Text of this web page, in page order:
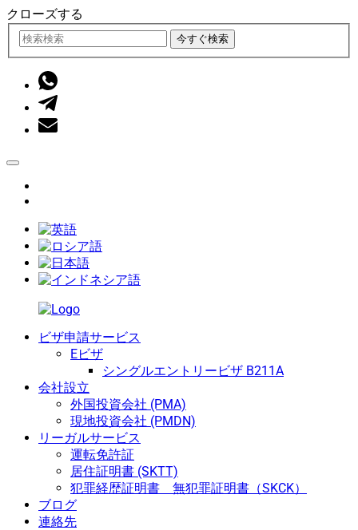
クローズする
今すぐ検索
ビザ申請サービス
Eビザ
シングルエントリービザ B211A
会社設立
外国投資会社 (PMA)
現地投資会社 (PMDN)
リーガルサービス
運転免許証
居住証明書 (SKTT)
犯罪経歴証明書 無犯罪証明書（SKCK）
ブログ
連絡先